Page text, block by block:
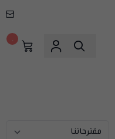
في السعودية